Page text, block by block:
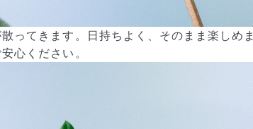
ってきます。日持ちよく、そのまま楽しめま
心ください。